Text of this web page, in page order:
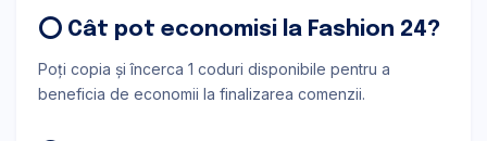
⭕ Cât pot economisi la Fashion 24?
Poți copia și încerca 1 coduri disponibile pentru a
beneficia de economii la finalizarea comenzii.